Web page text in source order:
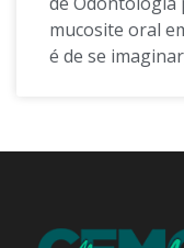
mucosite oral
é de se